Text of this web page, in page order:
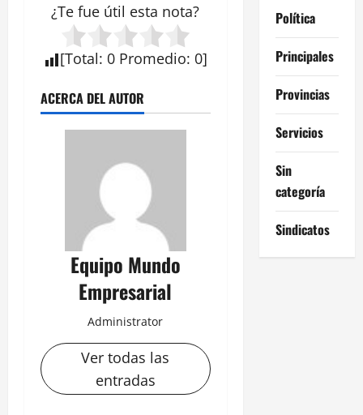
¿Te fue útil esta nota?
[Total: 0 Promedio: 0]
ACERCA DEL AUTOR
Equipo Mundo
Empresarial
Administrator
Ver todas las
entradas
Política
Principales
Provincias
Servicios
Sin
categoría
Sindicatos